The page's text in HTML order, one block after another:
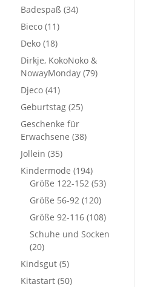
Badespaß (34)
Bieco (11)
Deko (18)
Dirkje, KokoNoko &
NowayMonday (79)
Djeco (41)
Geburtstag (25)
Geschenke für
Erwachsene (38)
Jollein (35)
Kindermode (194)
Größe 122-152 (53)
Größe 56-92 (120)
Größe 92-116 (108)
Schuhe und Socken
(20)
Kindsgut (5)
Kitastart (50)